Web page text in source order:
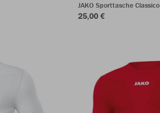
JAKO Sporttasche Classico
25,00 €